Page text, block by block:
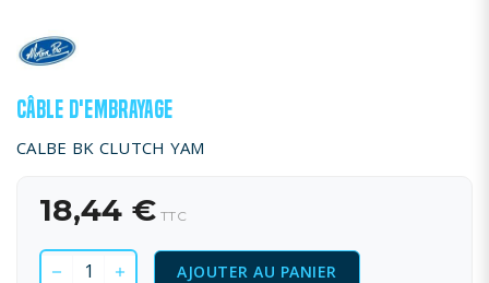
CÂBLE D'EMBRAYAGE
CALBE BK CLUTCH YAM
18,44 € TTC
AJOUTER AU PANIER